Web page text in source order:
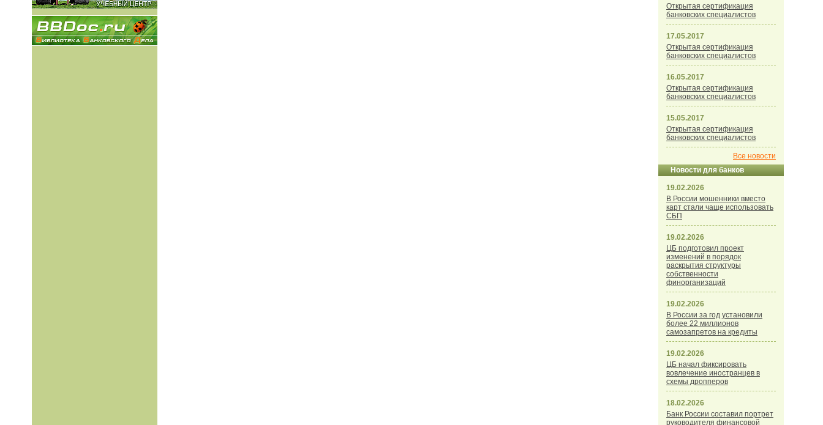
Открытая сертификация
банковских специалистов
17.05.2017
Открытая сертификация
банковских специалистов
16.05.2017
Открытая сертификация
банковских специалистов
15.05.2017
Открытая сертификация
банковских специалистов
Все новости
Новости для банков
19.02.2026
В России мошенники вместо
карт стали чаще использовать
СБП
19.02.2026
ЦБ подготовил проект
изменений в порядок
раскрытия структуры
собственности
финорганизаций
19.02.2026
В России за год установили
более 22 миллионов
самозапретов на кредиты
19.02.2026
ЦБ начал фиксировать
вовлечение иностранцев в
схемы дропперов
18.02.2026
Банк России составил портрет
руководителя финансовой